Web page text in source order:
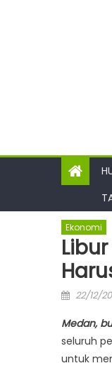
Ekonomi
Posted
22/12/
Medan,
seluruh
untuk